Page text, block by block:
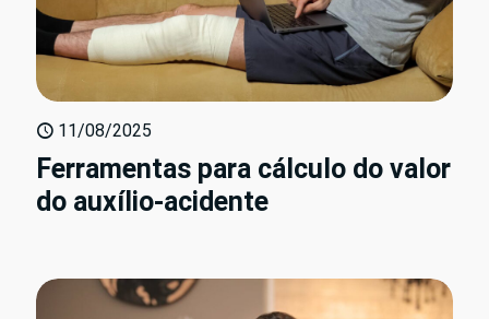
11/08/2025
Ferramentas para cálculo do valor
do auxílio-acidente